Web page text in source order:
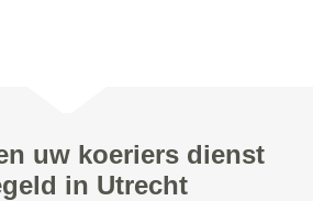
uw koeriers dienst
in Utrecht